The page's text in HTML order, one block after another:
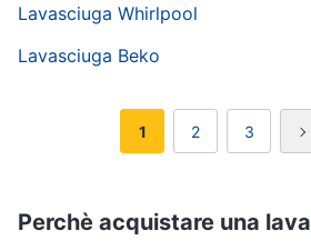
Lavasciuga Whirlpool
Lavasciuga Beko
1 2 3
Perchè acquistare una